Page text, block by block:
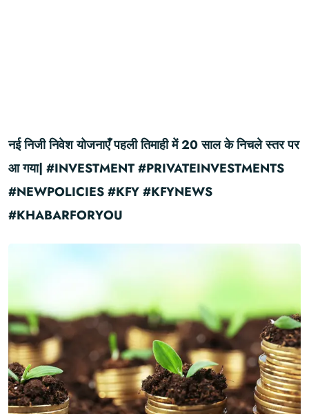
नई निजी निवेश योजनाएँ पहली तिमाही में 20 साल के निचले स्तर पर
आ गया| #INVESTMENT #PRIVATEINVESTMENTS
#NEWPOLICIES #KFY #KFYNEWS
#KHABARFORYOU